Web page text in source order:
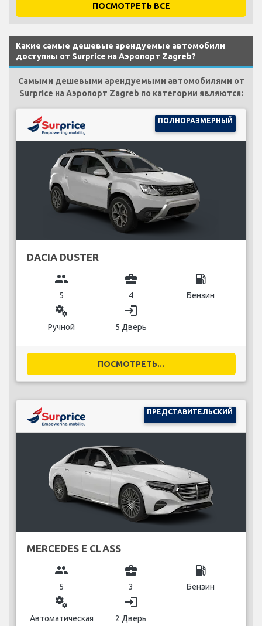
ПОСМОТРЕТЬ ВСЕ
Какие самые дешевые арендуемые автомобили
доступны от Surprice на Аэропорт Zagreb?
Самыми дешевыми арендуемыми автомобилями от
Surprice на Аэропорт Zagreb по категории являются:
ПОЛНОРАЗМЕРНЫЙ
DACIA DUSTER
group
5
business_center
4
local_gas_station
Бензин
miscellaneous_services
Ручной
login
5 Дверь
ПОСМОТРЕТЬ...
ПРЕДСТАВИТЕЛЬСКИЙ
MERCEDES E CLASS
group
5
business_center
3
local_gas_station
Бензин
miscellaneous_services
Автоматическая
login
2 Дверь